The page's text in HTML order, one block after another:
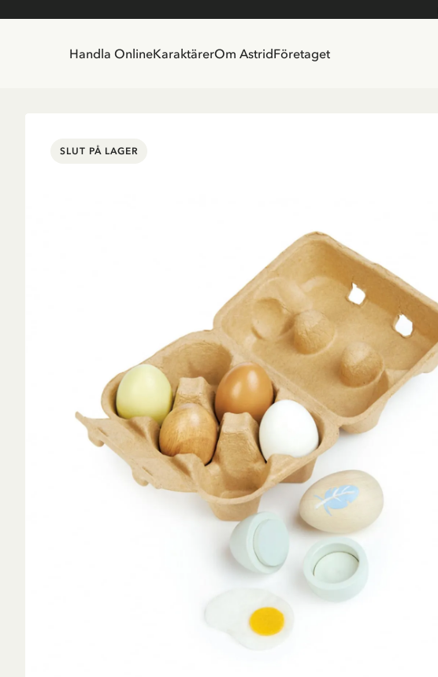
Handla OnlineKaraktärerOm AstridFöretaget
SLUT PÅ LAGER